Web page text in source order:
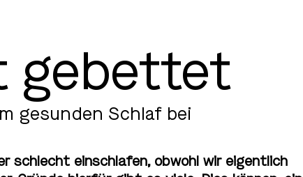
gebettet
gesunden Schlaf bei
schlecht einschlafen, obwohl wir eigentlich